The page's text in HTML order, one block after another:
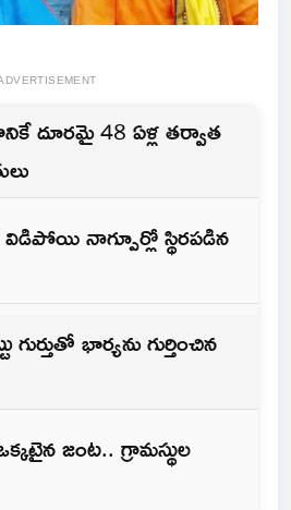
దూరమై 48 ఏళ్ల తర్వాత
నాగ్పూర్లో స్థిరపడిన
భార్యను గుర్తించిన
జంట.. గ్రామస్థుల